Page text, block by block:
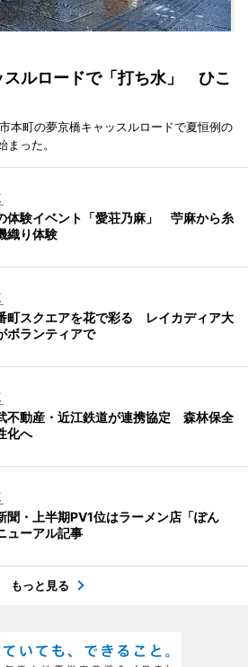
スルロードで「打ち水」 ひこ
本町の夢京橋キャッスルロードで夏恒例の
まった。
体験イベント「愛荘乃麻」 苧麻から糸
織り体験
町スクエアを花で彩る レイカディア大
ボランティアで
不動産・近江鉄道が連携協定 森林保全
化へ
聞・上半期PV1位はラーメン店「ぽん
ューアル記事
もっと見る